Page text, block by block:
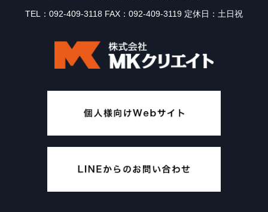
TEL：092-409-3118 FAX：092-409-3119 定休日：土日祝